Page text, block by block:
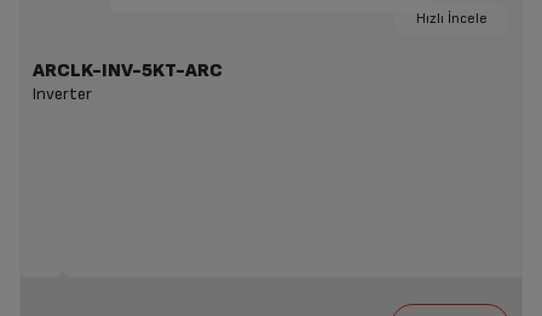
Hızlı İncele
ARCLK-INV-5KT-ARC
Inverter